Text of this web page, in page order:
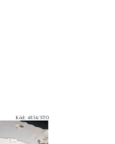
Kód:4854/STO